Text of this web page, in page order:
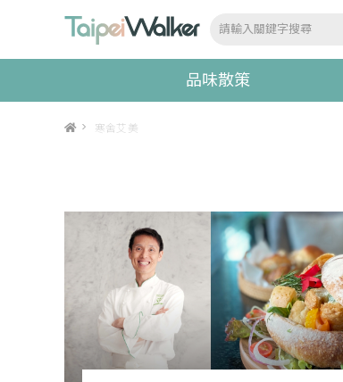
品味散策
> 寒舍艾美